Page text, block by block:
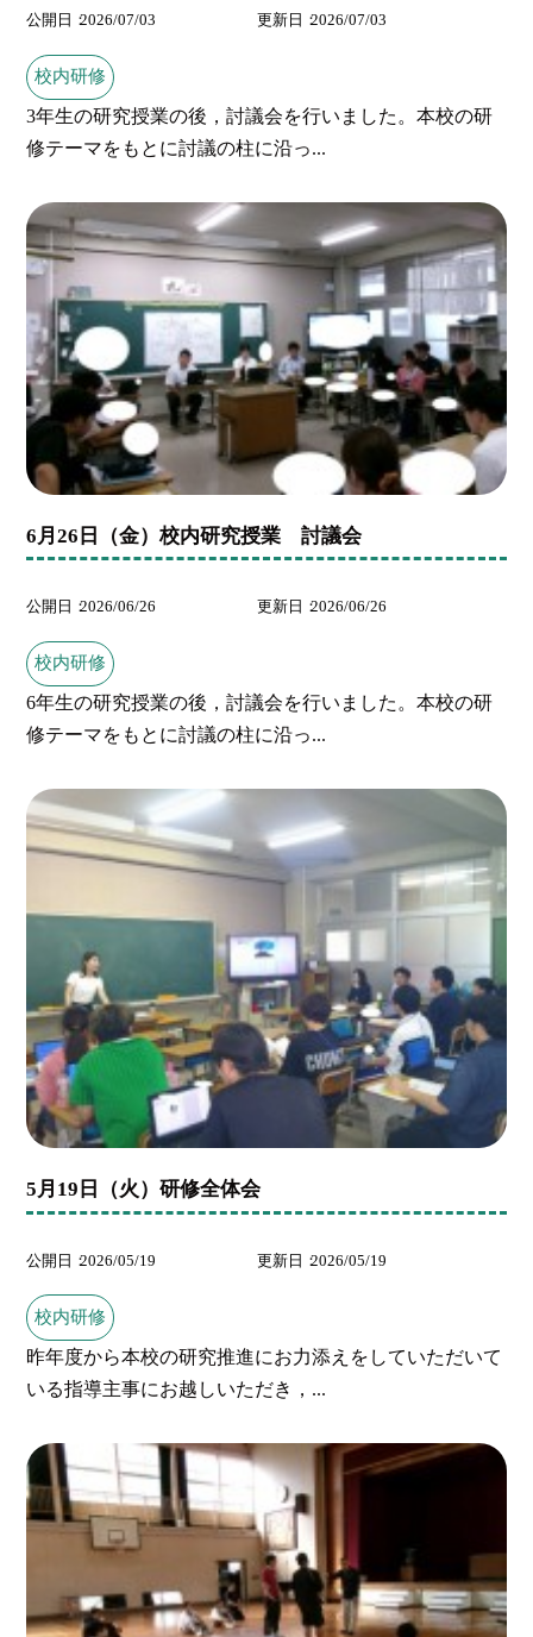
公開日 2026/07/03 更新日 2026/07/03
校内研修
3年生の研究授業の後，討議会を行いました。本校の研
修テーマをもとに討議の柱に沿っ...
6月26日（金）校内研究授業 討議会
公開日 2026/06/26 更新日 2026/06/26
校内研修
6年生の研究授業の後，討議会を行いました。本校の研
修テーマをもとに討議の柱に沿っ...
5月19日（火）研修全体会
公開日 2026/05/19 更新日 2026/05/19
校内研修
昨年度から本校の研究推進にお力添えをしていただいて
いる指導主事にお越しいただき，...